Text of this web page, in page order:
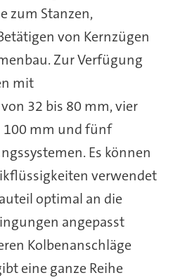
zum Stanzen,
von Kernzügen
Zur Verfügung
mit
32 bis 80 mm, vier
100 mm und fünf
Es können
verwendet
optimal an die
angepasst
Kolbenanschläge
eine ganze Reihe